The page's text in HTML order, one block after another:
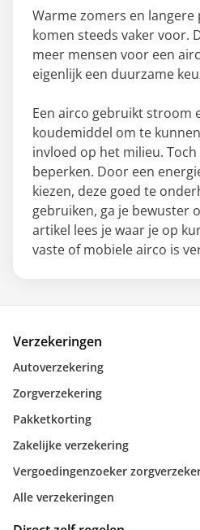
Warme zomers en
komen steeds vaker voor.
meer mensen voor een
eigenlijk een duurzame
Een airco gebruikt stroom
koudemiddel om te
invloed op het milieu.
beperken. Door een
kiezen, deze goed te
gebruiken, ga je bewuster
artikel lees je waar je op
vaste of mobiele airco is
Verzekeringen
Autoverzekering
Zorgverzekering
Pakketkorting
Zakelijke verzekering
Vergoedingenzoeker
Alle verzekeringen